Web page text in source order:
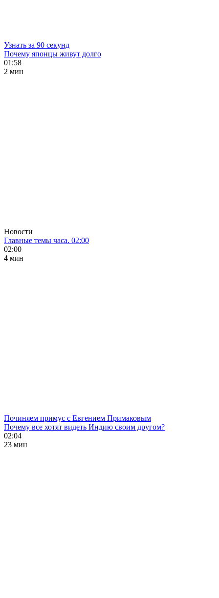
Узнать за 90 секунд
Почему японцы живут долго
01:58
2 мин
Новости
Главные темы часа. 02:00
02:00
4 мин
Починяем примус с Евгением Примаковым
Почему все хотят видеть Индию своим другом?
02:04
23 мин